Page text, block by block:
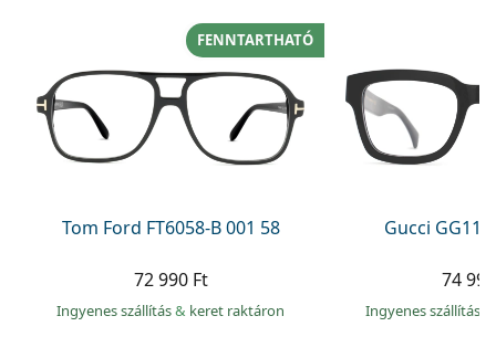
Tom Ford FT6058-B 001 58
FENNTARTHATÓ
72 990 Ft
Ingyenes szállítás& keret raktáron
Gucci
74
Ingyenes szállítás